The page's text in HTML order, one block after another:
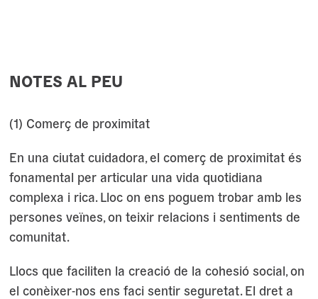
NOTES AL PEU
(1) Comerç de proximitat
En una ciutat cuidadora, el comerç de proximitat és
fonamental per articular una vida quotidiana
complexa i rica. Lloc on ens poguem trobar amb les
persones veïnes, on teixir relacions i sentiments de
comunitat.
Llocs que faciliten la creació de la cohesió social, on
el conèixer-nos ens faci sentir seguretat. El dret a